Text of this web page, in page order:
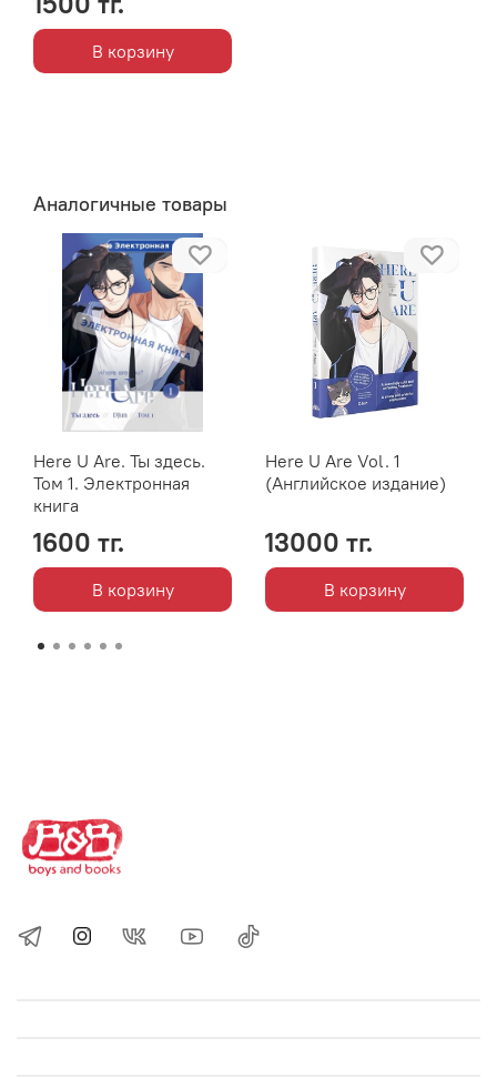
В корзину
Аналогичные товары
Here U Are. Ты здесь.
Том 1. Электронная
книга
1600 тг.
В корзину
Here U Are Vol. 1
(Английское издание)
13000 тг.
В корзину